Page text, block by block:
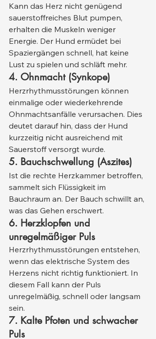
Kann das Herz nicht genügend
sauerstoffreiches Blut pumpen,
erhalten die Muskeln weniger
Energie. Der Hund ermüdet bei
Spaziergängen schnell, hat keine
Lust zu spielen und schläft mehr.
4. Ohnmacht (Synkope)
Herzrhythmusstörungen können
einmalige oder wiederkehrende
Ohnmachtsanfälle verursachen. Dies
deutet darauf hin, dass der Hund
kurzzeitig nicht ausreichend mit
Sauerstoff versorgt wurde.
5. Bauchschwellung (Aszites)
Ist die rechte Herzkammer betroffen,
sammelt sich Flüssigkeit im
Bauchraum an. Der Bauch schwillt an,
was das Gehen erschwert.
6. Herzklopfen und
unregelmäßiger Puls
Herzrhythmusstörungen entstehen,
wenn das elektrische System des
Herzens nicht richtig funktioniert. In
diesem Fall kann der Puls
unregelmäßig, schnell oder langsam
sein.
7. Kalte Pfoten und schwacher
Puls